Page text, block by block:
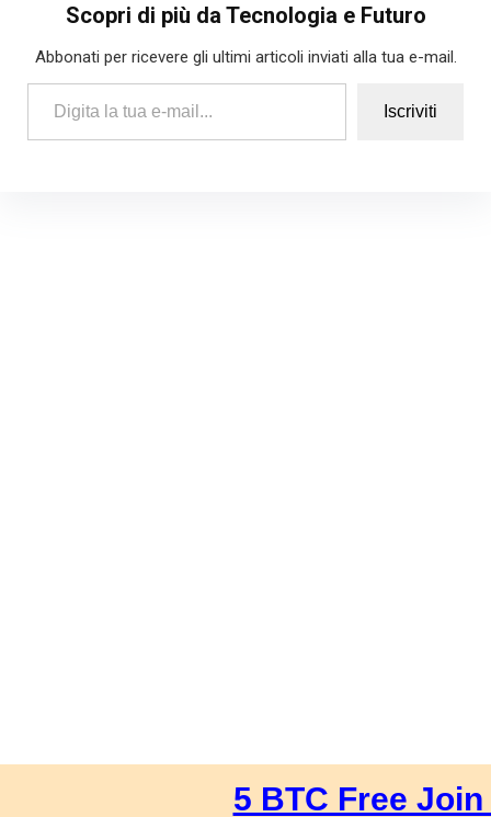
Scopri di più da Tecnologia e Futuro
Abbonati per ricevere gli ultimi articoli inviati alla tua e-mail.
Digita la tua e-mail...
Iscriviti